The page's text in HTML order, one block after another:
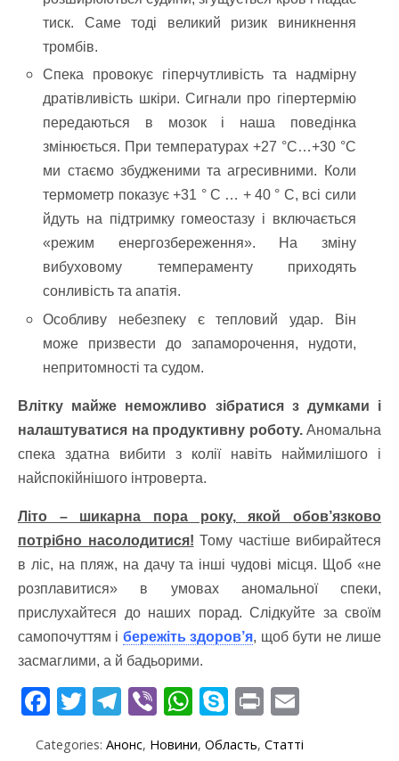
тиск. Саме тоді великий ризик виникнення
тромбів.
Спека провокує гіперчутливість та надмірну
дратівливість шкіри. Сигнали про гіпертермію
передаються в мозок і наша поведінка
змінюється. При температурах +27 °C…+30 °C
ми стаємо збудженими та агресивними. Коли
термометр показує +31 ° C … + 40 ° C, всі сили
йдуть на підтримку гомеостазу і включається
«режим енергозбереження». На зміну
вибуховому темпераменту приходять
сонливість та апатія.
Особливу небезпеку є тепловий удар. Він
може призвести до запаморочення, нудоти,
непритомності та судом.
Влітку майже неможливо зібратися з думками і
налаштуватися на продуктивну роботу.Аномальна
спека здатна вибити з колії навіть наймилішого і
найспокійнішого інтроверта.
Літо – шикарна пора року, якой обов’язково
потрібно насолодитися! Тому частіше вибирайтеся
в ліс, на пляж, на дачу та інші чудові місця. Щоб «не
розплавитися» в умовах аномальної спеки,
прислухайтеся до наших порад. Слідкуйте за своїм
самопочуттям і бережіть здоров’я, щоб бути не лише
засмаглими, а й бадьорими.
F
ac
T
w
T
el
Vi
b
W
h
S
k
Pr
in
Categories: Анонс, Новини, Область, Статті